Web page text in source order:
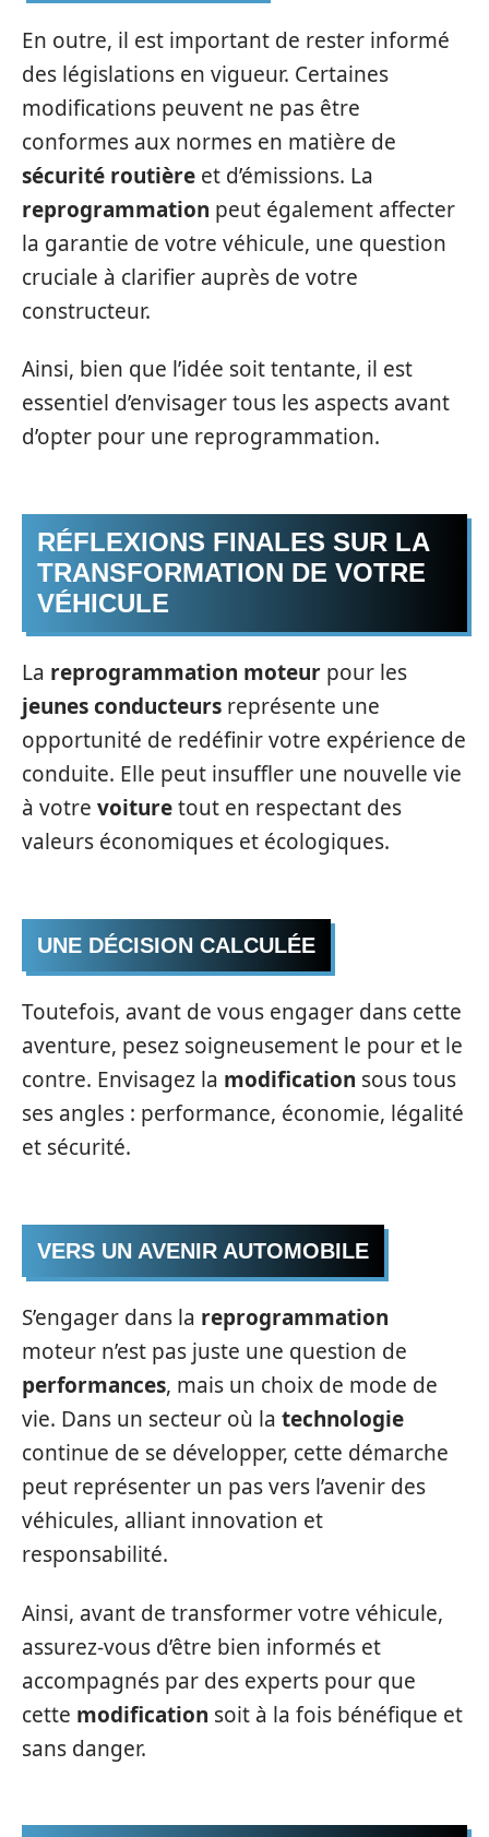
En outre, il est important de rester informé
des législations en vigueur. Certaines
modifications peuvent ne pas être
conformes aux normes en matière de
sécurité routière et d’émissions. La
reprogrammation peut également affecter
la garantie de votre véhicule, une question
cruciale à clarifier auprès de votre
constructeur.
Ainsi, bien que l’idée soit tentante, il est
essentiel d’envisager tous les aspects avant
d’opter pour une reprogrammation.
RÉFLEXIONS FINALES SUR LA
TRANSFORMATION DE VOTRE
VÉHICULE
La reprogrammation moteur pour les
jeunes conducteurs représente une
opportunité de redéfinir votre expérience de
conduite. Elle peut insuffler une nouvelle vie
à votre voituretout en respectant des
valeurs économiques et écologiques.
UNE DÉCISION CALCULÉE
Toutefois, avant de vous engager dans cette
aventure, pesez soigneusement le pour et le
contre. Envisagez la modification sous tous
ses angles : performance, économie, légalité
et sécurité.
VERS UN AVENIR AUTOMOBILE
S’engager dans la reprogrammation
moteur n’est pas juste une question de
performances, mais un choix de mode de
vie. Dans un secteur où la technologie
continue de se développer, cette démarche
peut représenter un pas vers l’avenir des
véhicules, alliant innovation et
responsabilité.
Ainsi, avant de transformer votre véhicule,
assurez-vous d’être bien informés et
accompagnés par des experts pour que
cette modification soit à la fois bénéfique et
sans danger.